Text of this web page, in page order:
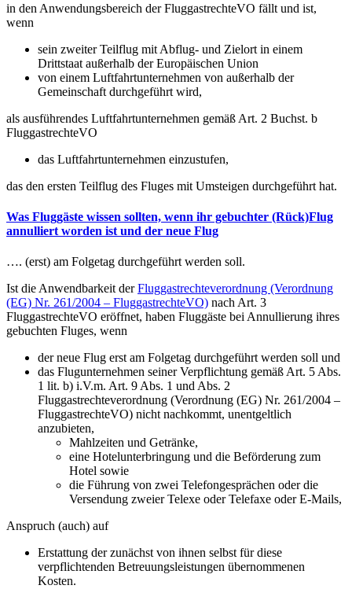
in den Anwendungsbereich der FluggastrechteVO fällt und ist,
wenn
sein zweiter Teilflug mit Abflug- und Zielort in einem
Drittstaat außerhalb der Europäischen Union
von einem Luftfahrtunternehmen von außerhalb der
Gemeinschaft durchgeführt wird,
als ausführendes Luftfahrtunternehmen gemäß Art. 2 Buchst. b
FluggastrechteVO
das Luftfahrtunternehmen einzustufen,
das den ersten Teilflug des Fluges mit Umsteigen durchgeführt hat.
Was Fluggäste wissen sollten, wenn ihr gebuchter (Rück)Flug
annulliert worden ist und der neue Flug
…. (erst) am Folgetag durchgeführt werden soll.
Ist die Anwendbarkeit derFluggastrechteverordnung (Verordnung
(EG) Nr. 261/2004 – FluggastrechteVO) nach Art. 3
FluggastrechteVO eröffnet, haben Fluggäste bei Annullierung ihres
gebuchten Fluges, wenn
der neue Flug erst am Folgetag durchgeführt werden soll und
das Flugunternehmen seiner Verpflichtung gemäß Art. 5 Abs.
1 lit. b) i.V.m. Art. 9 Abs. 1 und Abs. 2
Fluggastrechteverordnung (Verordnung (EG) Nr. 261/2004 –
FluggastrechteVO) nicht nachkommt, unentgeltlich
anzubieten,
Mahlzeiten und Getränke,
eine Hotelunterbringung und die Beförderung zum
Hotel sowie
die Führung von zwei Telefongesprächen oder die
Versendung zweier Telexe oder Telefaxe oder E-Mails,
Anspruch (auch) auf
Erstattung der zunächst von ihnen selbst für diese
verpflichtenden Betreuungsleistungen übernommenen
Kosten.